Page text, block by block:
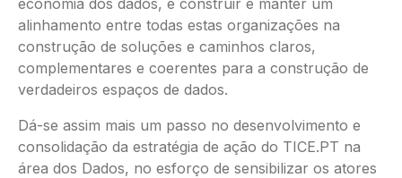
economia dos dados, e construir e manter um
alinhamento entre todas estas organizações na
construção de soluções e caminhos claros,
complementares e coerentes para a construção de
verdadeiros espaços de dados.
Dá-se assim mais um passo no desenvolvimento e
consolidação da estratégia de ação do TICE.PT na
área dos Dados, no esforço de sensibilizar os atores